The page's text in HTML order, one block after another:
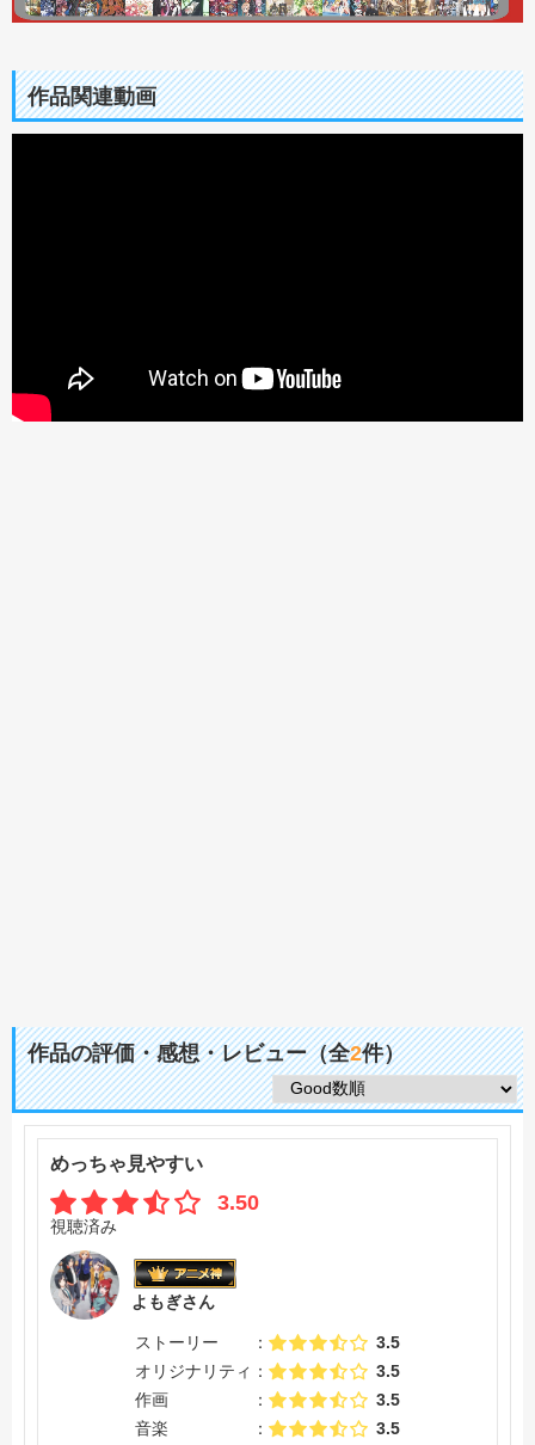
作品関連動画
作品の評価・感想・レビュー（全2件）
めっちゃ見やすい
3.50
視聴済み
よもぎさん
ストーリー
3.5
オリジナリティ
3.5
作画
3.5
音楽
3.5